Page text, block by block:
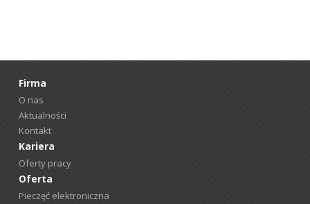
Firma
O nas
Aktualności
Kontakt
Kariera
Oferty pracy
Oferta
Pieczęć elektroniczna